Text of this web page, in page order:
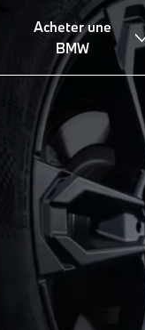
Acheter une
BMW